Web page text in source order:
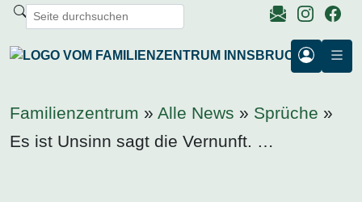
Familienzentrum » Alle News » Sprüche »
Es ist Unsinn sagt die Vernunft. …